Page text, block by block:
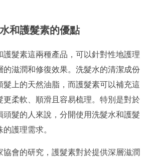
和護髮素的優點
護髮素這兩種產品，可以針對性地護理
的滋潤和修復效果。洗髮水的清潔成份
髮上的天然油脂，而護髮素可以補充這
更柔軟、順滑且容易梳理。特別是對於
頭髮的人來說，分開使用洗髮水和護髮
護理需求。
協會的研究，護髮素對於提供深層滋潤